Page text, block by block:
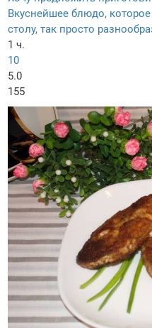
Вкуснейшее блюдо,
столу, так просто
1 ч.
10
5.0
155